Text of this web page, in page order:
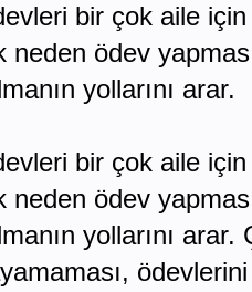
bir çok aile için
neden ödev
yollarını arar.
bir çok aile için
neden ödev
yollarını